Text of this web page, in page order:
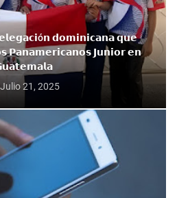
𝗱𝗼𝗺𝗶𝗻𝗶𝗰𝗮𝗻𝗮 𝗾𝘂𝗲
𝗣𝗮𝗻𝗮𝗺𝗲𝗿𝗶𝗰𝗮𝗻𝗼𝘀 𝗝𝘂𝗻𝗶𝗼𝗿 𝗲𝗻
Julio 21, 2025